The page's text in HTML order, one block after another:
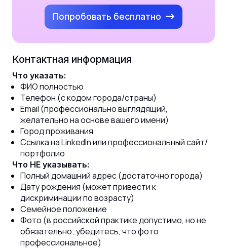
Попробовать бесплатно
Контактная информация
Что указать:
ФИО полностью
Телефон (с кодом города/страны)
Email (профессионально выглядящий,
желательно на основе вашего имени)
Город проживания
Ссылка на LinkedIn или профессиональный сайт/
портфолио
Что НЕ указывать:
Полный домашний адрес (достаточно города)
Дату рождения (может привести к
дискриминации по возрасту)
Семейное положение
Фото (в российской практике допустимо, но не
обязательно; убедитесь, что фото
профессиональное)